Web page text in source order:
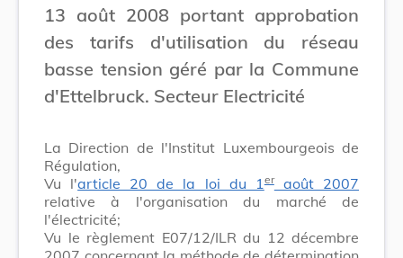
13 août 2008 portant approbation
des tarifs d'utilisation du réseau
basse tension géré par la Commune
d'Ettelbruck. Secteur Electricité
La Direction de l'Institut Luxembourgeois de
Régulation,
Vu l'article 20 de la loi du 1eraoût 2007
relative à l'organisation du marché de
l'électricité;
Vu le règlement E07/12/ILR du 12 décembre